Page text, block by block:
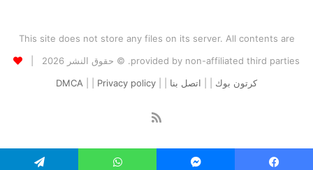
This site does not store any files on its server. All contents are
provided by non-affiliated third parties. © حقوق النشر 2026 |
كرتون بوك
اتصل بنا DMCA Privacy policy
ملخص
الموقع